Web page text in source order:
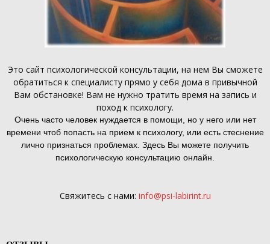
Это сайт психологической консультации, на нем Вы сможете
обратиться к специалисту прямо у себя дома в привычной
Вам обстановке! Вам не нужно тратить время на запись и
поход к психологу.
Очень часто человек нуждается в помощи, но у него или нет
времени чтоб попасть на прием к психологу, или есть стеснение
лично признаться проблемах. Здесь Вы можете получить
психологическую консультацию онлайн.
Свяжитесь с нами: info@psi-labirint.ru